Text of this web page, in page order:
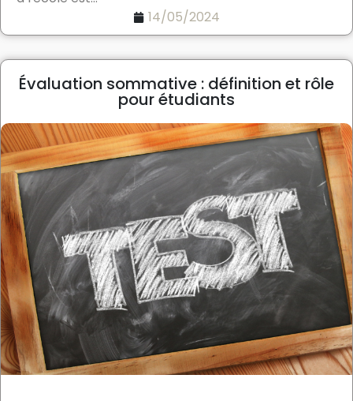
14/05/2024
Évaluation sommative : définition et rôle
pour étudiants